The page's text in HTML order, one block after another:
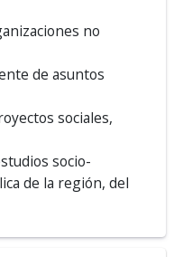
no
de asuntos
sociales,
socio-
de la región, del